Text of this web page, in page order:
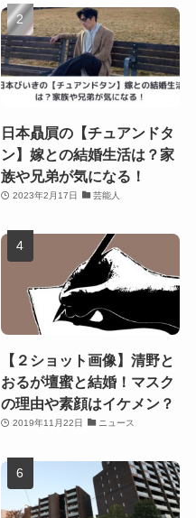
日本贔屓の【チュアンドタ
ン】嫁との結婚生活は？家
族や兄弟が気になる！
2023年2月17日 芸能人
【２ショット画像】清野と
おるが壇蜜と結婚！マスク
の理由や素顔はイケメン？
2019年11月22日 ニュース